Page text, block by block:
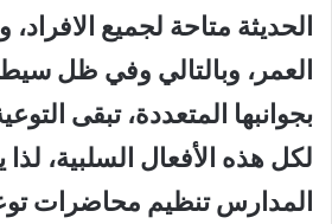
الحديثة متاحة لجميع
العمر، وبالتالي وفي ظل
بجوانبها المتعددة، تبقى
لكل هذه الأفعال السلبية،
المدارس تنظيم محاضرات